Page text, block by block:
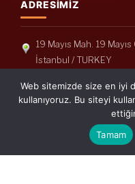
ADRESIMIZ
19 Mayıs Mah. 19
İstanbul / TURKEY
Telefon: +90(212) 240
Telefon: +90(212) 248
info@erisymm.com
Web sitemizde size en iyi
kullanıyoruz. Bu siteyi
Tamam